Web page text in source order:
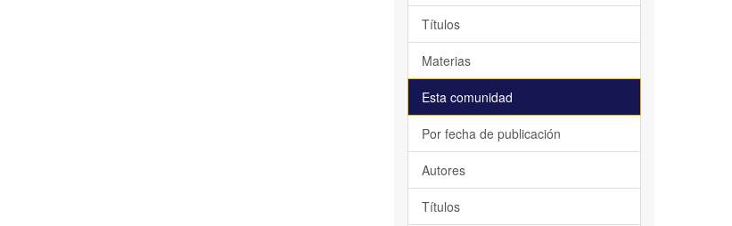
Títulos
Materias
Esta comunidad
Por fecha de publicación
Autores
Títulos